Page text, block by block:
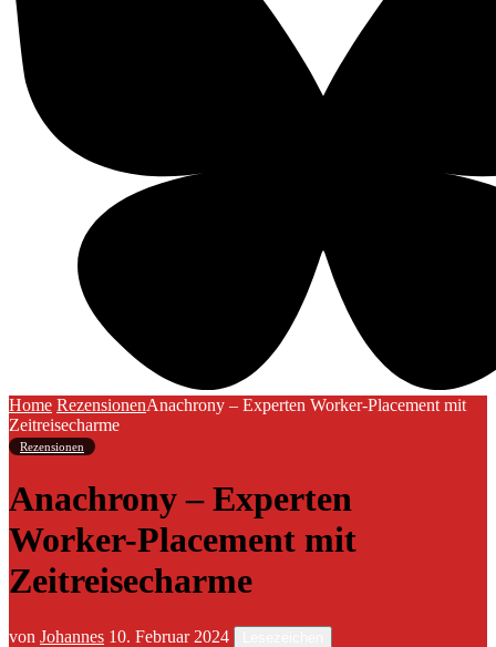
Home RezensionenAnachrony – Experten Worker-Placement mit
Zeitreisecharme
Rezensionen
Anachrony – Experten
Worker-Placement mit
Zeitreisecharme
von Johannes 10. Februar 2024